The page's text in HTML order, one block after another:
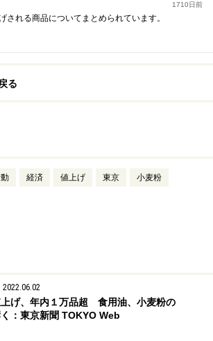
1710日前
される商品についてまとめられています。
る
経済 値上げ 東京 小麦粉
2022.06.02
げ、年内１万品超 食用油、小麦粉の
：東京新聞 TOKYO Web